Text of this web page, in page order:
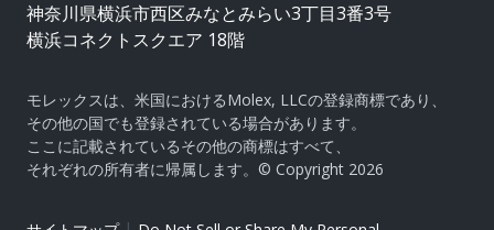
神奈川県横浜市西区みなとみらい3丁目3番3号
横浜コネクトスクエア 18階
モレックスは、米国におけるMolex, LLCの登録商標であり、
その他の国でも登録されている場合があります。
ここに記載されているその他の商標はすべて、
それぞれの所有者に帰属します。© Copyright 2026